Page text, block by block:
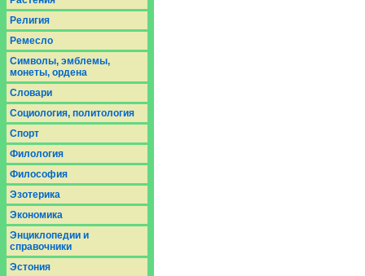
Религия
Ремесло
Символы, эмблемы,
монеты, ордена
Словари
Социология, политология
Спорт
Филология
Философия
Эзотерика
Экономика
Энциклопедии и
справочники
Эстония